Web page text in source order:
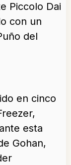
Piccolo Dai
con un
del
en cinco
esta
Gohan,